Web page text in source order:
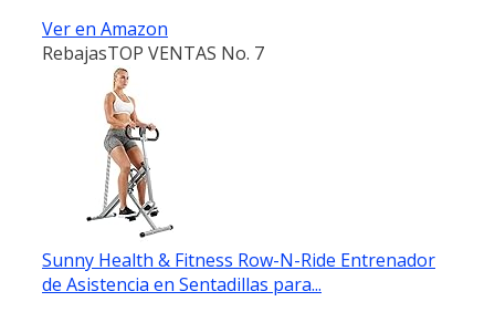
Ver en Amazon
RebajasTOP VENTAS No. 7
Sunny Health & Fitness Row-N-Ride Entrenador
de Asistencia en Sentadillas para...